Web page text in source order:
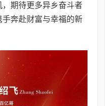
期待更多异乡奋斗者
奔赴财富与幸福的新